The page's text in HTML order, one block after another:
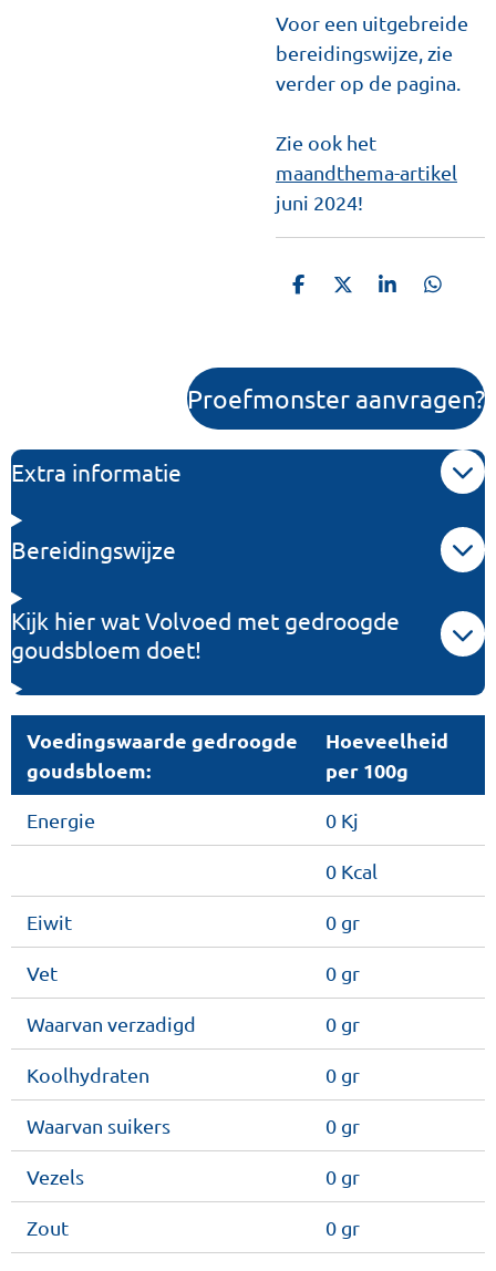
Voor een uitgebreide
bereidingswijze, zie
verder op de pagina.
Zie ook het
maandthema-artikel
juni 2024!
D
n
D
S
e
D
n
Proefmonster aanvragen?
Extra informatie
Bereidingswijze
Kijk hier wat Volvoed met gedroogde
goudsbloem doet!
Voedingswaarde gedroogde
goudsbloem:
Hoeveelheid
per 100g
Energie 0 Kj
0 Kcal
Eiwit 0 gr
Vet 0 gr
Waarvan verzadigd 0 gr
Koolhydraten 0 gr
Waarvan suikers 0 gr
Vezels 0 gr
Zout 0 gr